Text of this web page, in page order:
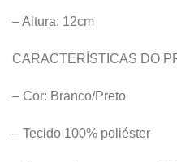
– Altura: 12cm
CARACTERÍSTICAS DO
– Cor: Branco/Preto
– Tecido 100% poliéster